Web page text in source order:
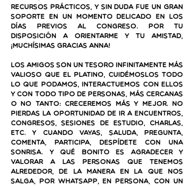
recursos prácticos, y sin duda fue un gran
soporte en un momento delicado en los
días previos al congreso. Por tu
disposición a orientarme y tu amistad,
¡muchísimas gracias Anna!
Los amigos son un tesoro infinitamente más
valioso que el platino, cuidémoslos todo
lo que podamos, interactuemos con ellos
y con todo tipo de personas, más cercanas
o no tanto: creceremos más y mejor. No
pierdas la oportunidad de ir a encuentros,
congresos, sesiones de estudio, charlas,
etc. Y cuando vayas, saluda, pregunta,
comenta, participa, despídete con una
sonrisa. Y qué bonito es agradecer y
valorar a las personas que tenemos
alrededor, de la manera en la que nos
salga, por whatsapp, en persona, con un